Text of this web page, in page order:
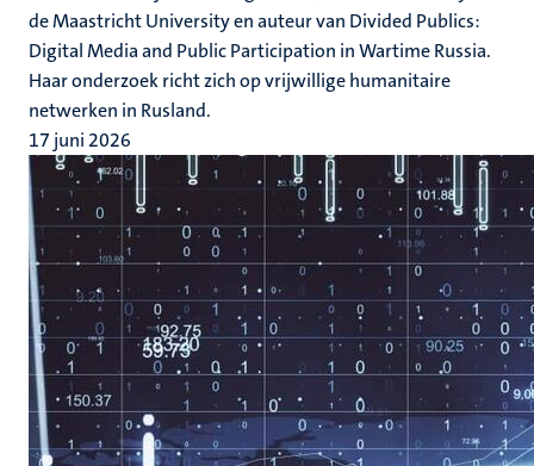
de Maastricht University en auteur van Divided Publics:
Digital Media and Public Participation in Wartime Russia.
Haar onderzoek richt zich op vrijwillige humanitaire
netwerken in Rusland.
17 juni 2026